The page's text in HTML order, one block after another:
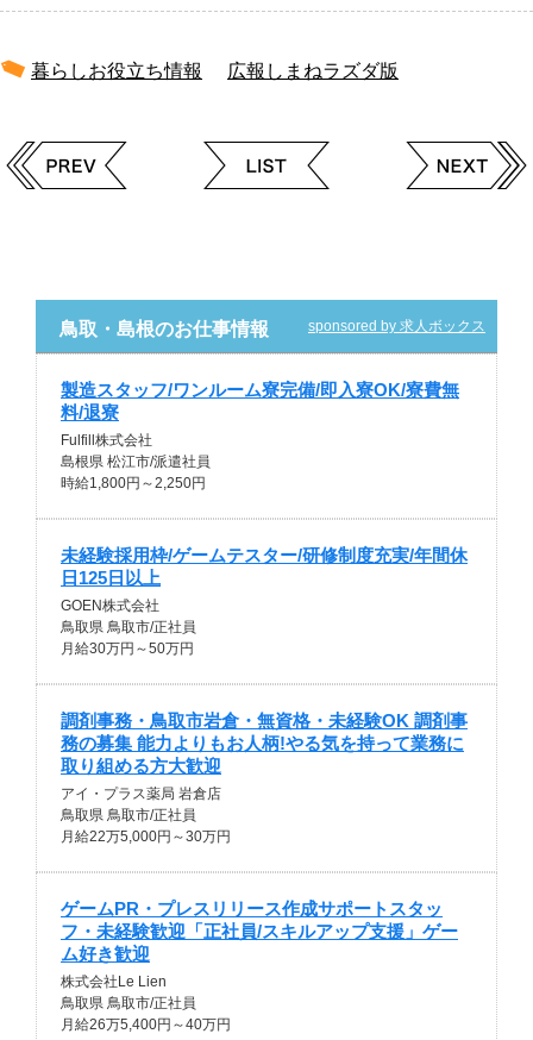
暮らしお役立ち情報 広報しまねラズダ版
鳥取・島根のお仕事情報 sponsored by 求人ボックス
製造スタッフ/ワンルーム寮完備/即入寮OK/寮費無
料/退寮
Fulfill株式会社
島根県 松江市/派遣社員
時給1,800円～2,250円
未経験採用枠/ゲームテスター/研修制度充実/年間休
日125日以上
GOEN株式会社
鳥取県 鳥取市/正社員
月給30万円～50万円
調剤事務・鳥取市岩倉・無資格・未経験OK 調剤事
務の募集 能力よりもお人柄!やる気を持って業務に
取り組める方大歓迎
アイ・プラス薬局 岩倉店
鳥取県 鳥取市/正社員
月給22万5,000円～30万円
ゲームPR・プレスリリース作成サポートスタッ
フ・未経験歓迎「正社員/スキルアップ支援」ゲー
ム好き歓迎
株式会社Le Lien
鳥取県 鳥取市/正社員
月給26万5,400円～40万円